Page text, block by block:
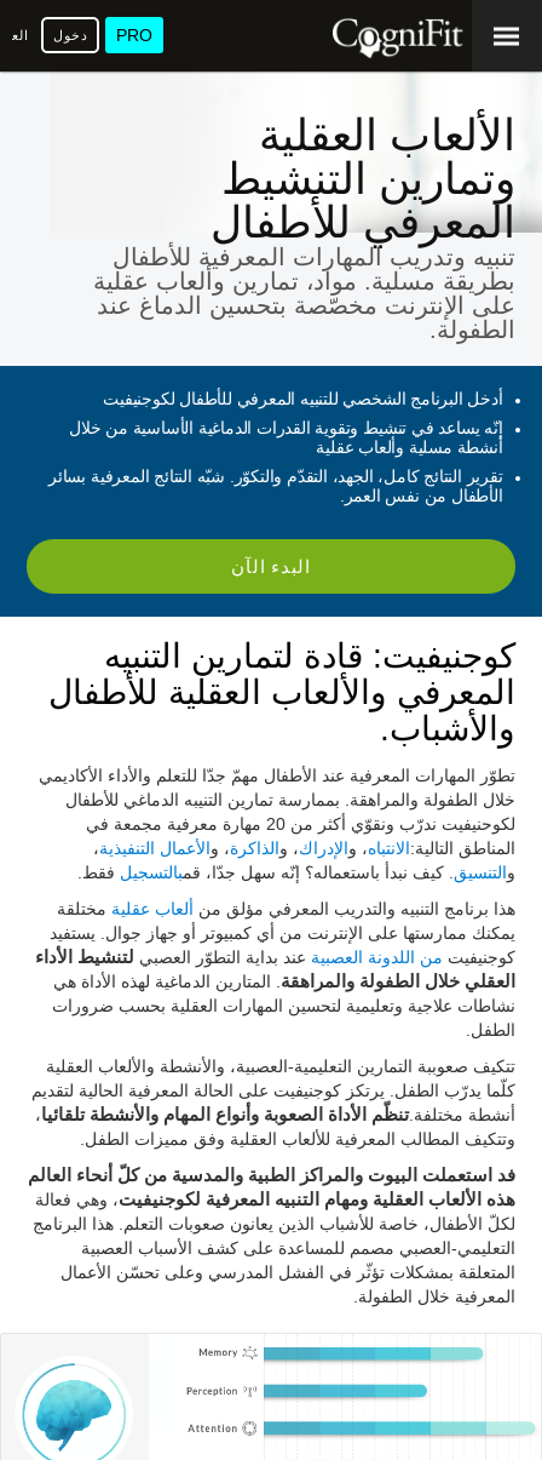
PRO دخول
الألعاب العقلية
وتمارين التنشيط
المعرفي للأطفال
تنبيه وتدريب المهارات المعرفية للأطفال
بطريقة مسلية. مواد، تمارين وألعاب عقلية
على الإنترنت مخصّصة بتحسين الدماغ عند
الطفولة.
أدخل البرنامج الشخصي للتنبيه المعرفي للأطفال لكوجنيفيت
إنّه يساعد في تنشيط وتقوية القدرات الدماغية الأساسية من خلال
أنشطة مسلية وألعاب عقلية
تقرير النتائج كامل، الجهد، التقدّم والتكوّر. شبّه النتائج المعرفية بسائر
الأطفال من نفس العمر.
البدء الآن
كوجنيفيت: قادة لتمارين التنبيه
المعرفي والألعاب العقلية للأطفال
والأشباب.
تطوّر المهارات المعرفية عند الأطفال مهمّ جدّا للتعلم والأداء الأكاديمي
خلال الطفولة والمراهقة. بممارسة تمارين التنيبه الدماغي للأطفال
لكوحنيفيت ندرّب ونقوّي أكثر من 20 مهارة معرفية مجمعة في
المناطق التالية:الانتباه، والإدراك، والذاكرة، والأعمال التنفيذية،
والتنسيق . كيف نبدأ باستعماله؟ إنّه سهل جدّا، قمبالتسجيل فقط.
هذا برنامج التنبيه والتدريب المعرفي مؤلق من ألعاب عقلية مختلقة
يمكنك ممارستها على الإنترنت من أي كمبيوتر أو جهاز جوال. يستفيد
كوجنيفيت من اللدونة العصبية عند بداية التطوّر العصبي لتنشيط الأداء
العقلي خلال الطفولة والمراهقة . المتارين الدماغية لهذه الأداة هي
نشاطات علاجية وتعليمية لتحسين المهارات العقلية بحسب ضرورات
الطفل.
تتكيف صعوببة التمارين التعليمية-العصبية، والأنشطة والألعاب العقلية
كلّما يدرّب الطفل. يرتكز كوجنيفيت على الحالة المعرفية الحالية لتقديم
أنشطة مختلفة.تنظّم الأداة الصعوبة وأنواع المهام والأنشطة تلقائيا،
وتتكيف المطالب المعرفية للألعاب العقلية وفق مميزات الطفل.
فد استعملت البيوت والمراكز الطبية والمدسية من كلّ أنحاء العالم
هذه الألعاب العقلية ومهام التنبيه المعرفية لكوجنيفيت، وهي فعالة
لكلّ الأطفال، خاصة للأشباب الذين يعانون صعوبات التعلم. هذا البرنامج
التعليمي-العصبي مصمم للمساعدة على كشف الأسباب العصبية
المتعلقة بمشكلات تؤثّر في الفشل المدرسي وعلى تحسّن الأعمال
المعرفية خلال الطفولة.